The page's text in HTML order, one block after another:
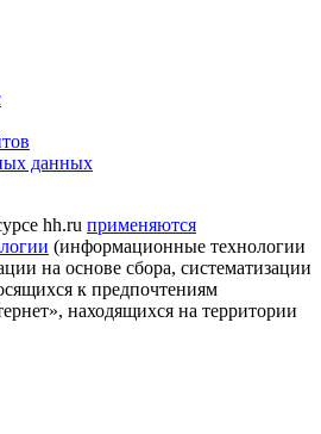
данных
hh.ru применяются
(информационные технологии
на основе сбора, систематизации
к предпочтениям
находящихся на территории